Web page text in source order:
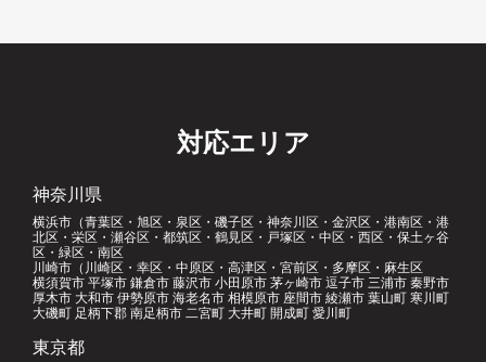
対応エリア
神奈川県
横浜市（青葉区・旭区・泉区・磯子区・神奈川区・金沢区・港南区・港
北区・栄区・瀬谷区・都筑区・鶴見区・戸塚区・中区・西区・保土ヶ谷
区・緑区・南区
川崎市（川崎区・幸区・中原区・高津区・宮前区・多摩区・麻生区
横須賀市 平塚市 鎌倉市 藤沢市 小田原市 茅ヶ崎市 逗子市 三浦市 秦野市
厚木市 大和市 伊勢原市 海老名市 相模原市 座間市 綾瀬市 葉山町 寒川町
大磯町 足柄下郡 南足柄市 二宮町 大井町 開成町 愛川町
東京都